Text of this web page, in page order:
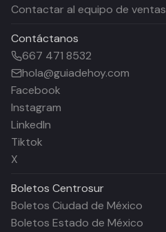
Contactar al equipo de ventas
Contáctanos
667 471 8532
hola@guiadehoy.com
Facebook
Instagram
LinkedIn
Tiktok
X
Boletos Centrosur
Boletos Ciudad de México
Boletos Estado de México